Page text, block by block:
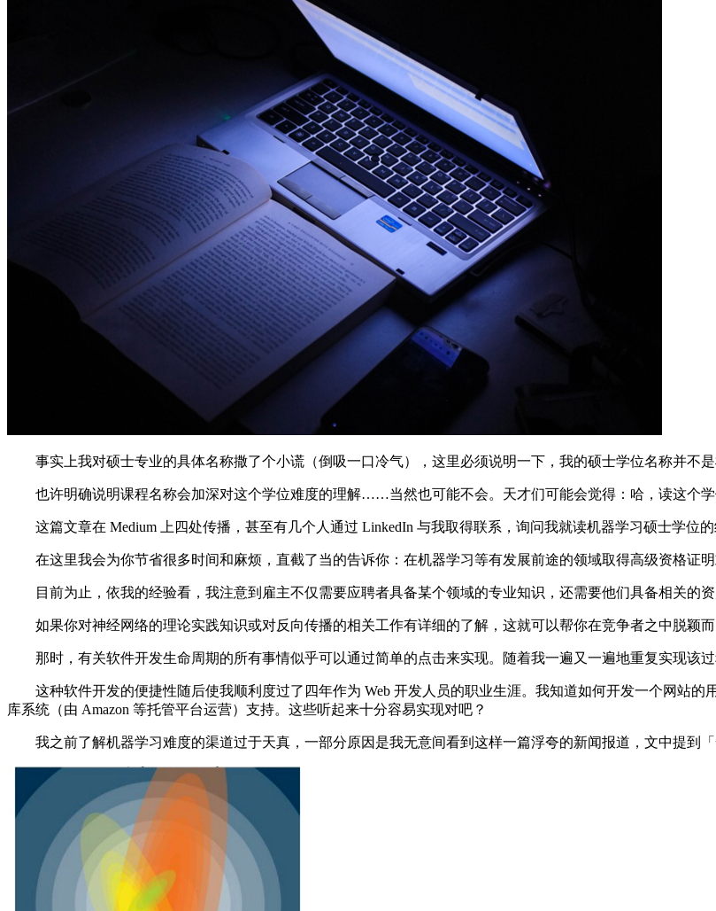
事实上我对硕士专业的具体名称撒了个小谎（倒吸一口冷气），这里必须说明一下，我的硕士学位名称并不是
也许明确说明课程名称会加深对这个学位难度的理解……当然也可能不会。天才们可能会觉得：哈，读这个学
这篇文章在 Medium 上四处传播，甚至有几个人通过 LinkedIn 与我取得联系，询问我就读机器学习硕士学位
在这里我会为你节省很多时间和麻烦，直截了当的告诉你：在机器学习等有发展前途的领域取得高级资格证明
目前为止，依我的经验看，我注意到雇主不仅需要应聘者具备某个领域的专业知识，还需要他们具备相关的资
如果你对神经网络的理论实践知识或对反向传播的相关工作有详细的了解，这就可以帮你在竞争者之中脱颖而
那时，有关软件开发生命周期的所有事情似乎可以通过简单的点击来实现。随着我一遍又一遍地重复实现该过
这种软件开发的便捷性随后使我顺利度过了四年作为 Web 开发人员的职业生涯。我知道如何开发一个网站的
库系统（由 Amazon 等托管平台运营）支持。这些听起来十分容易实现对吧？
我之前了解机器学习难度的渠道过于天真，一部分原因是我无意间看到这样一篇浮夸的新闻报道，文中提到「